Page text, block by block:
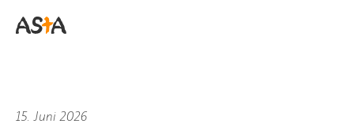
15. Juni 2026